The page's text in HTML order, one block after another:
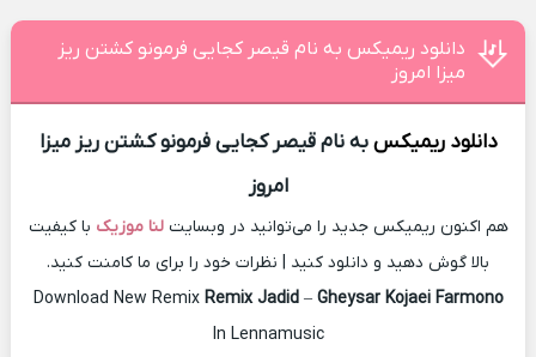
دانلود ریمیکس به نام قیصر کجایی فرمونو کشتن ریز
میزا امروز
دانلود ریمیکس به نام قیصر کجایی فرمونو کشتن ریز میزا
امروز
هم اکنون ریمیکس جدید را می‌توانید در وبسایتلنا موزیک با کیفیت
بالا گوش دهید و دانلود کنید | نظرات خود را برای ما کامنت کنید.
Download New Remix Remix Jadid– Gheysar Kojaei Farmono
In Lennamusic